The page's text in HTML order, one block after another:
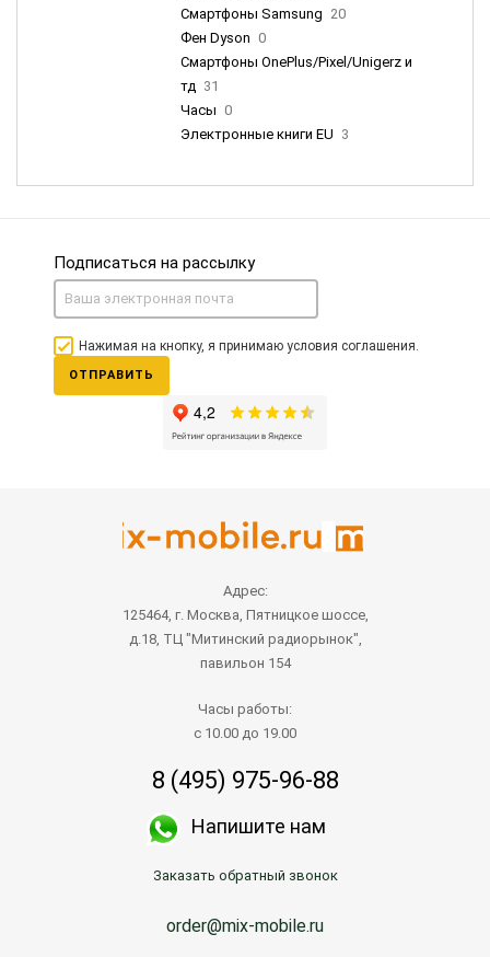
Смартфоны Samsung 20
Фен Dyson 0
Смартфоны OnePlus/Pixel/Unigerz и
тд 31
Часы 0
Электронные книги EU 3
Подписаться на рассылку
Нажимая на кнопку, я принимаю условия соглашения.
ОТПРАВИТЬ
Адрес:
125464, г. Москва, Пятницкое шоссе,
д.18, ТЦ "Митинский радиорынок",
павильон 154
Часы работы:
с 10.00 до 19.00
8 (495) 975-96-88
Напишите нам
Заказать обратный звонок
order@mix-mobile.ru